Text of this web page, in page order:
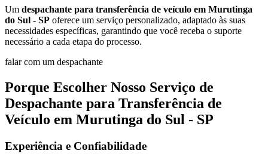
Um despachante para transferência de veículo em Murutinga
do Sul - SP oferece um serviço personalizado, adaptado às suas
necessidades específicas, garantindo que você receba o suporte
necessário a cada etapa do processo.
falar com um despachante
Porque Escolher Nosso Serviço de
Despachante para Transferência de
Veículo em Murutinga do Sul - SP
Experiência e Confiabilidade